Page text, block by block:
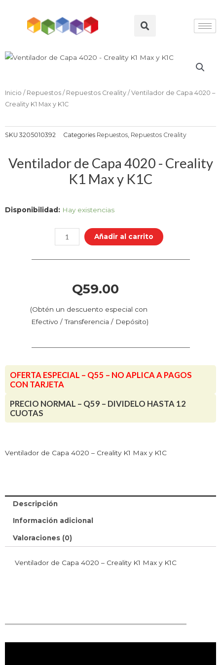
contenido
Search
Inicio / Repuestos / Repuestos Creality / Ventilador de Capa 4020 –
Creality K1 Max y K1C
SKU 3205010392 Categories Repuestos, Repuestos Creality
Ventilador de Capa 4020 - Creality
K1 Max y K1C
Disponibilidad: Hay existencias
Ventilador
Capa
4020
-
y
K1C
Añadir al carrito
Q59.00
(Obtén un descuento especial con
Efectivo / Transferencia / Depósito)
OFERTA ESPECIAL – Q55 – NO APLICA A PAGOS
CON TARJETA
PRECIO NORMAL – Q59 – DIVIDELO HASTA 12
CUOTAS
Ventilador de Capa 4020 – Creality K1 Max y K1C
Descripción
Información adicional
Valoraciones (0)
Ventilador de Capa 4020 – Creality K1 Max y K1C